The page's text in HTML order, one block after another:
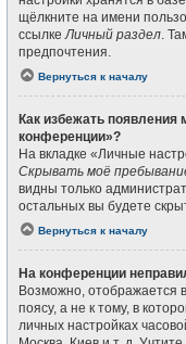
щёлкните на имени
ссылкеЛичный раздел.
предпочтения.
Вернуться к началу
Как избежать появления
конференции»?
На вкладке «Личные
Скрывать моё
видны только
остальных вы будете
Вернуться к началу
На конференции
Возможно, отображается
поясу, а не к тому, в
личных настройках